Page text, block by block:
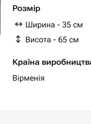
Розмір
Ширина - 35 см
Висота - 65 см
Країна
Вірменія